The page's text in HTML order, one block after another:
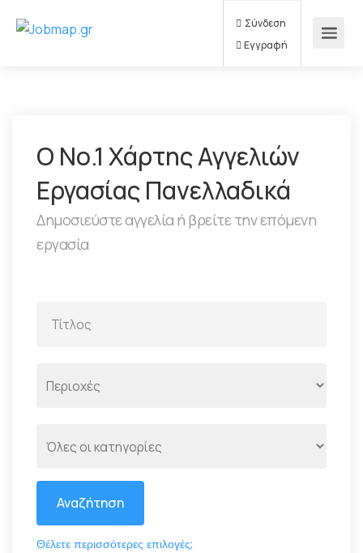
Σύνδεση
Εγγραφή
Ο Νο.1 Χάρτης Αγγελιών
Εργασίας Πανελλαδικά
Δημοσιεύστε αγγελία ή βρείτε την επόμενη
εργασία
Αναζήτηση
Θέλετε περισσότερες επιλογές;